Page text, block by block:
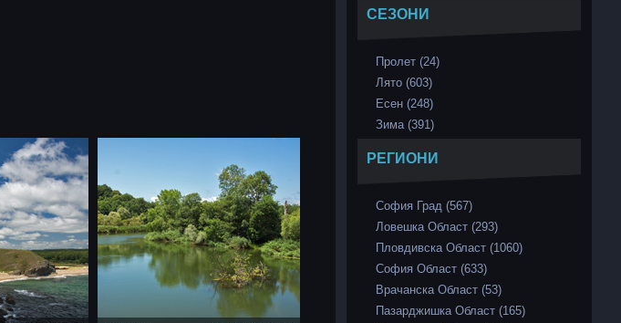
СЕЗОНИ
Пролет (24)
Лято (603)
Есен (248)
Зима (391)
РЕГИОНИ
София Град (567)
Ловешка Област (293)
Пловдивска Област (1060)
София Област (633)
Врачанска Област (53)
Пазарджишка Област (165)